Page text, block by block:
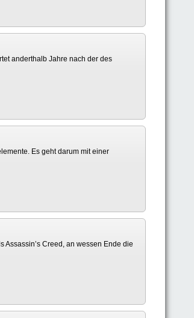
anderthalb Jahre nach der des
Es geht darum mit einer
Creed, an wessen Ende die